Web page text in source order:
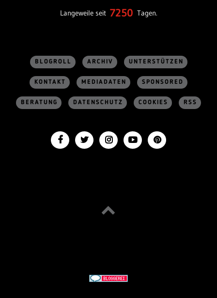
Langeweile seit 7250 Tagen.
BLOGROLL ARCHIV UNTERSTÜTZEN
KONTAKT MEDIADATEN SPONSORED
BERATUNG DATENSCHUTZ COOKIES RSS